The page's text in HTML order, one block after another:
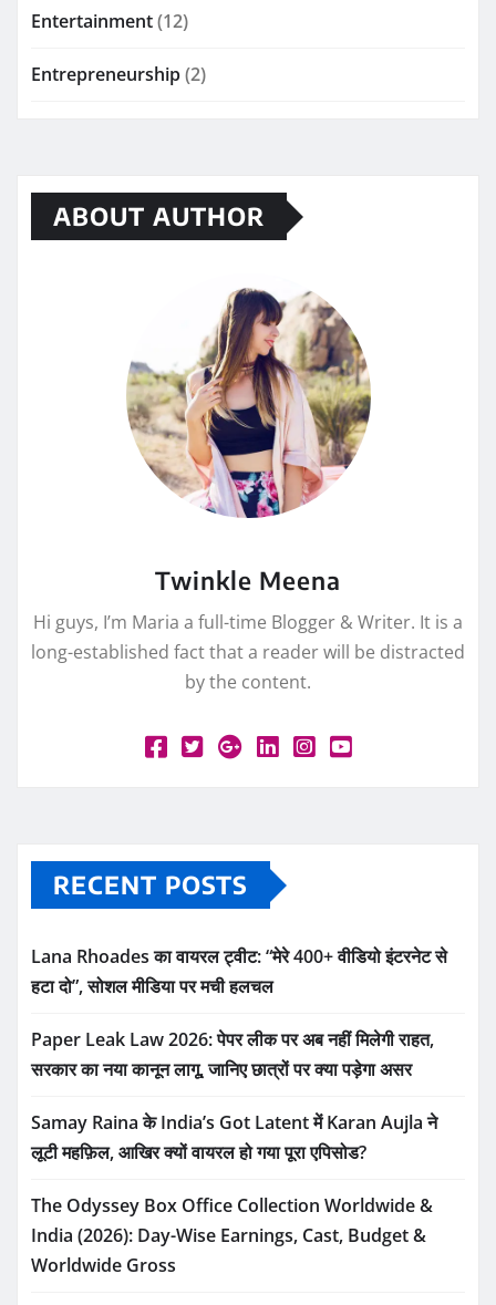
Entertainment(12)
Entrepreneurship(2)
ABOUT AUTHOR
Twinkle Meena
Hi guys, I’m Maria a full-time Blogger & Writer. It is a
long-established fact that a reader will be distracted
by the content.
RECENT POSTS
Lana Rhoades का वायरल ट्वीट: “मेरे 400+ वीडियो इंटरनेट से
हटा दो”, सोशल मीडिया पर मची हलचल
Paper Leak Law 2026: पेपर लीक पर अब नहीं मिलेगी राहत,
सरकार का नया कानून लागू, जानिए छात्रों पर क्या पड़ेगा असर
Samay Raina के India’s Got Latent में Karan Aujla ने
लूटी महफ़िल, आखिर क्यों वायरल हो गया पूरा एपिसोड?
The Odyssey Box Office Collection Worldwide &
India (2026): Day-Wise Earnings, Cast, Budget &
Worldwide Gross